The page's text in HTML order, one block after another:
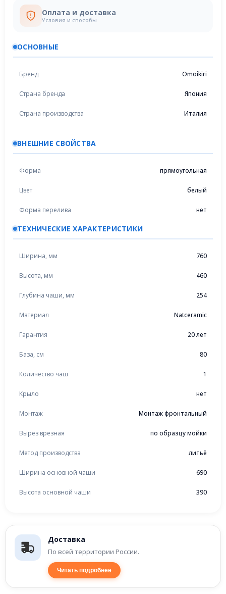
Доставка
По всей территории России.
Читать подробнее
Оплата и доставка
Условия и способы
ОСНОВНЫЕ
Бренд Omoikiri
Страна бренда Япония
Страна производства Италия
ВНЕШНИЕ СВОЙСТВА
Форма прямоугольная
Цвет белый
Форма перелива нет
ТЕХНИЧЕСКИЕ ХАРАКТЕРИСТИКИ
Ширина, мм 760
Высота, мм 460
Глубина чаши, мм 254
Материал Natceramic
Гарантия 20 лет
База, см 80
Количество чаш 1
Крыло нет
Монтаж Монтаж фронтальный
Вырез врезная по образцу мойки
Метод производства литьё
Ширина основной чаши 690
Высота основной чаши 390